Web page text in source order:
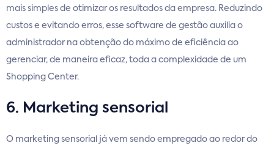
mais simples de otimizar os resultados da empresa. Reduzindo
custos e evitando erros, esse software de gestão auxilia o
administrador na obtenção do máximo de eficiência ao
gerenciar, de maneira eficaz, toda a complexidade de um
Shopping Center.
6. Marketing sensorial
O marketing sensorial já vem sendo empregado ao redor do